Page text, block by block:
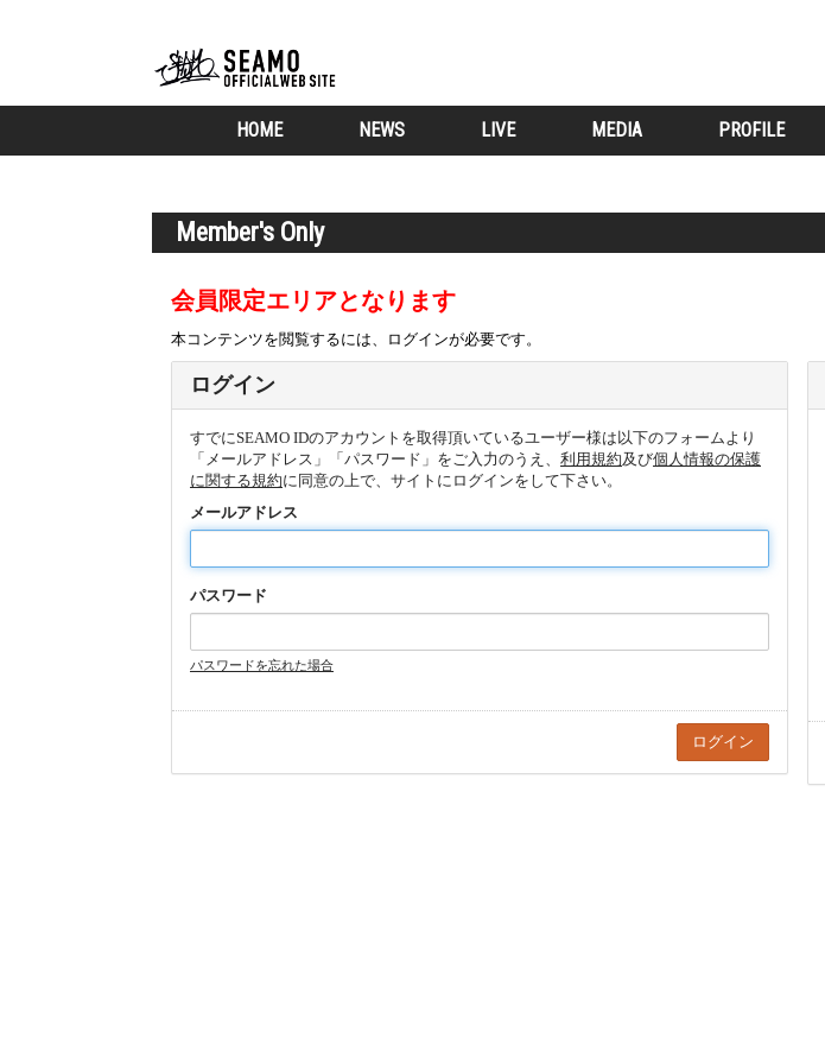
HOME NEWS LIVE MEDIA PROFILE
Member's Only
会員限定エリアとなります
本コンテンツを閲覧するには、ログインが必要です。
ログイン
すでにSEAMO IDのアカウントを取得頂いているユーザー様は以下のフォームより
「メールアドレス」「パスワード」をご入力のうえ、 利用規約及び個人情報の保護
に関する規約に同意の上で、サイトにログインをして下さい。
メールアドレス
パスワード
パスワードを忘れた場合